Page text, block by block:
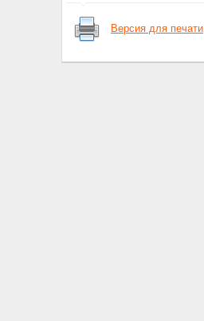
СТАТЬЯ 21.
СТАТЬЯ 22.
СТАТЬЯ 24.
Версия для печати